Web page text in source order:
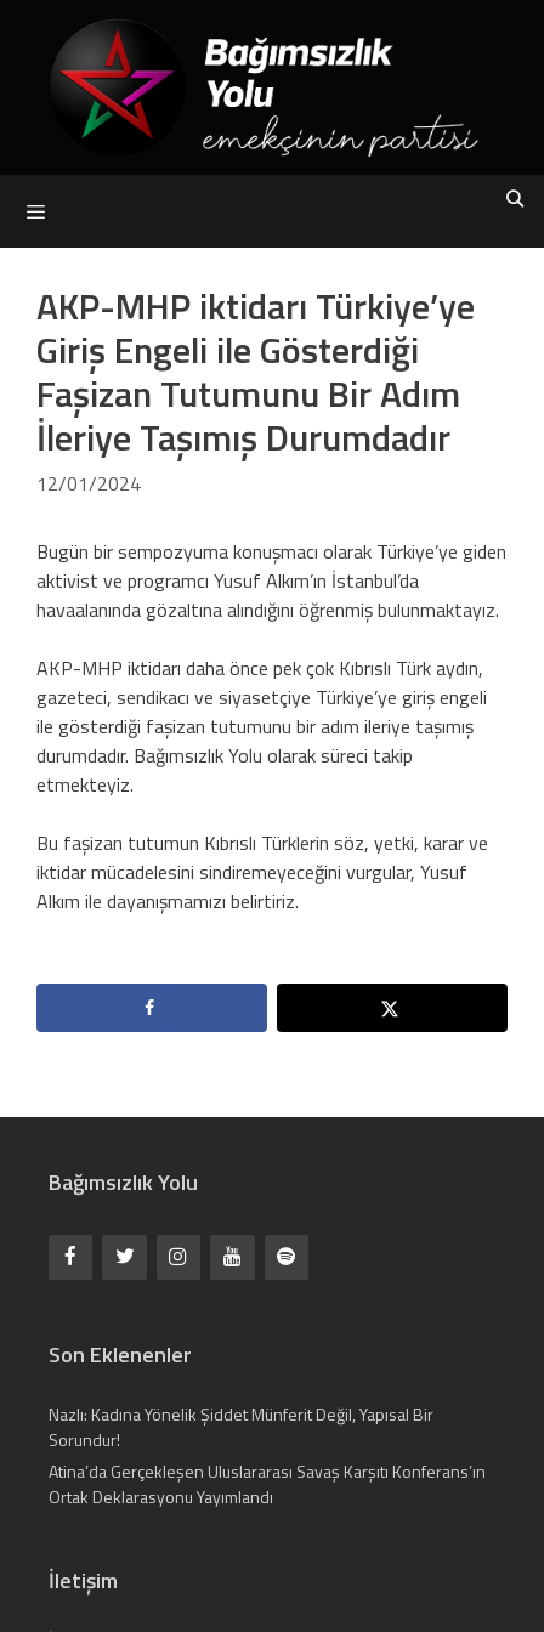
content
AKP-MHP iktidarı Türkiye’ye
Giriş Engeli ile Gösterdiği
Faşizan Tutumunu Bir Adım
İleriye Taşımış Durumdadır
12/01/2024
Bugün bir sempozyuma konuşmacı olarak Türkiye’ye giden
aktivist ve programcı Yusuf Alkım’ın İstanbul’da
havaalanında gözaltına alındığını öğrenmiş bulunmaktayız.
AKP-MHP iktidarı daha önce pek çok Kıbrıslı Türk aydın,
gazeteci, sendikacı ve siyasetçiye Türkiye’ye giriş engeli
ile gösterdiği faşizan tutumunu bir adım ileriye taşımış
durumdadır. Bağımsızlık Yolu olarak süreci takip
etmekteyiz.
Bu faşizan tutumun Kıbrıslı Türklerin söz, yetki, karar ve
iktidar mücadelesini sindiremeyeceğini vurgular, Yusuf
Alkım ile dayanışmamızı belirtiriz.
Bağımsızlık Yolu
Son Eklenenler
Nazlı: Kadına Yönelik Şiddet Münferit Değil, Yapısal Bir
Sorundur!
Atina’da Gerçekleşen Uluslararası Savaş Karşıtı Konferans’ın
Ortak Deklarasyonu Yayımlandı
İletişim